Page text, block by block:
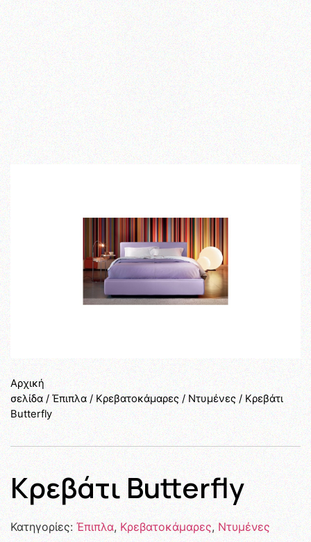
Αρχική
σελίδα/ Έπιπλα/Κρεβατοκάμαρες /Ντυμένες / Κρεβάτι
Butterfly
Κρεβάτι Butterfly
Κατηγορίες:Έπιπλα,Κρεβατοκάμαρες,Ντυμένες